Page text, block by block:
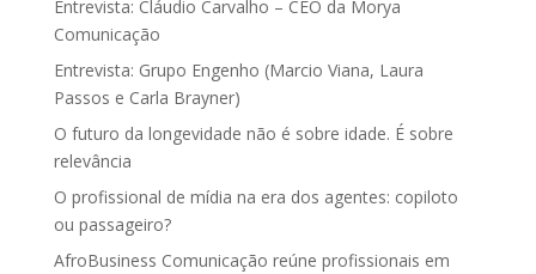
Entrevista: Cláudio Carvalho – CEO da Morya
Comunicação
Entrevista: Grupo Engenho (Marcio Viana, Laura
Passos e Carla Brayner)
O futuro da longevidade não é sobre idade. É sobre
relevância
O profissional de mídia na era dos agentes: copiloto
ou passageiro?
AfroBusiness Comunicação reúne profissionais em